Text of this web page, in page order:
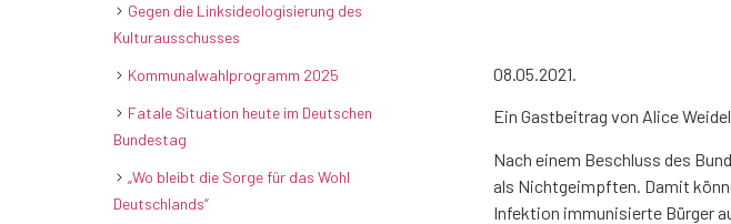
Gegen die Linksideologisierung des
Kulturausschusses
Kommunalwahlprogramm 2025
Fatale Situation heute im Deutschen
Bundestag
„Wo bleibt die Sorge für das Wohl
Deutschlands“
08.05.2021.
Ein Gastbeitrag von Alice
Nach einem Beschluss des
als Nichtgeimpften. Damit
Infektion immunisierte Bürger